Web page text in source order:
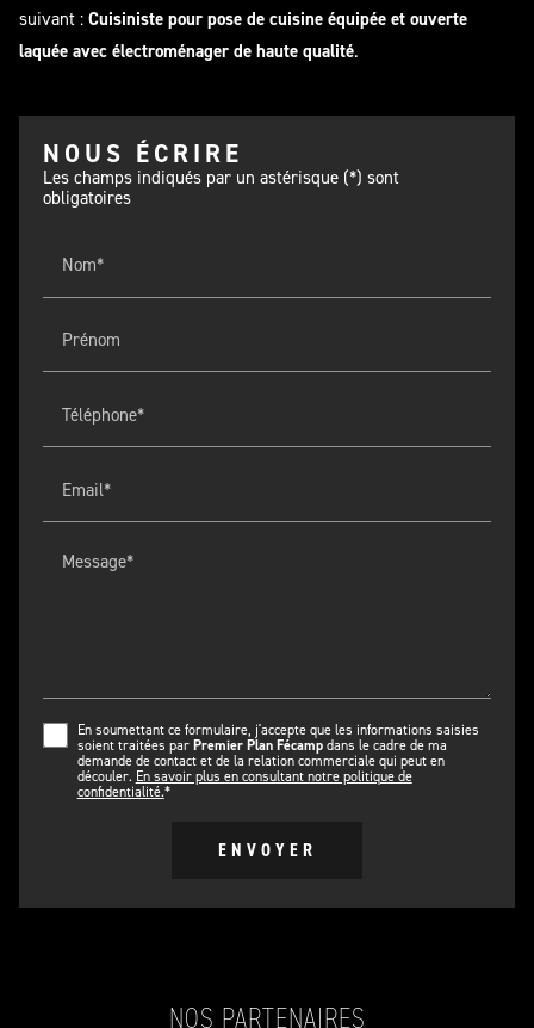
suivant : Cuisiniste pour pose de cuisine équipée et ouverte
laquée avec électroménager de haute qualité.
NOUS ÉCRIRE
Les champs indiqués par un astérisque (*) sont
obligatoires
Nom*
Prénom
Téléphone*
Email*
Message*
En soumettant ce formulaire, j'accepte que les informations saisies
soient traitées parPremier Plan Fécampdans le cadre de ma
demande de contact et de la relation commerciale qui peut en
découler. En savoir plus en consultant notre politique de
confidentialité.*
NOS PARTENAIRES